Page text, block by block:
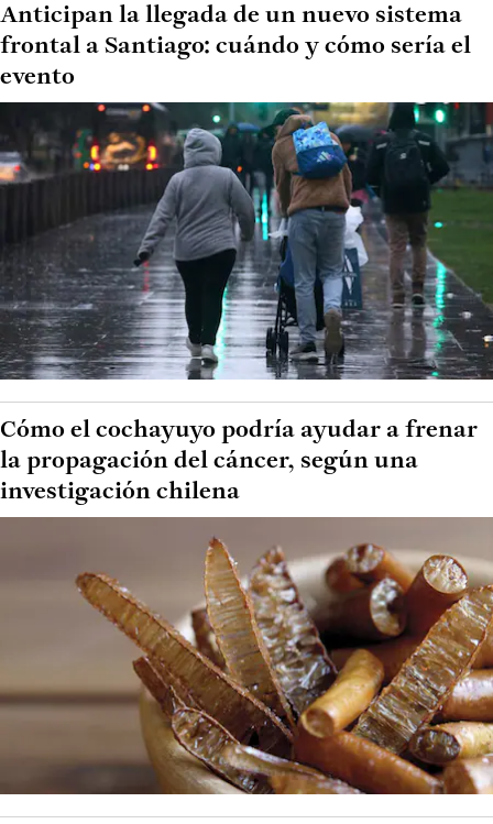
Anticipan la llegada de un nuevo sistema
frontal a Santiago: cuándo y cómo sería el
evento
Cómo el cochayuyo podría ayudar a frenar
la propagación del cáncer, según una
investigación chilena